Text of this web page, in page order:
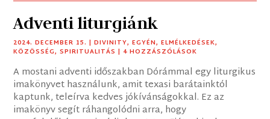
Adventi liturgiánk
2024. DECEMBER 15. |DIVINITY,EGYÉN,ELMÉLKEDÉSEK,
KÖZÖSSÉG,SPIRITUALITÁS | 4 HOZZÁSZÓLÁSOK
A mostani adventi időszakban Dórámmal egy liturgikus
imakönyvet használunk, amit texasi barátainktól
kaptunk, teleírva kedves jókívánságokkal. Ez az
imakönyv segít ráhangolódni arra, hogy